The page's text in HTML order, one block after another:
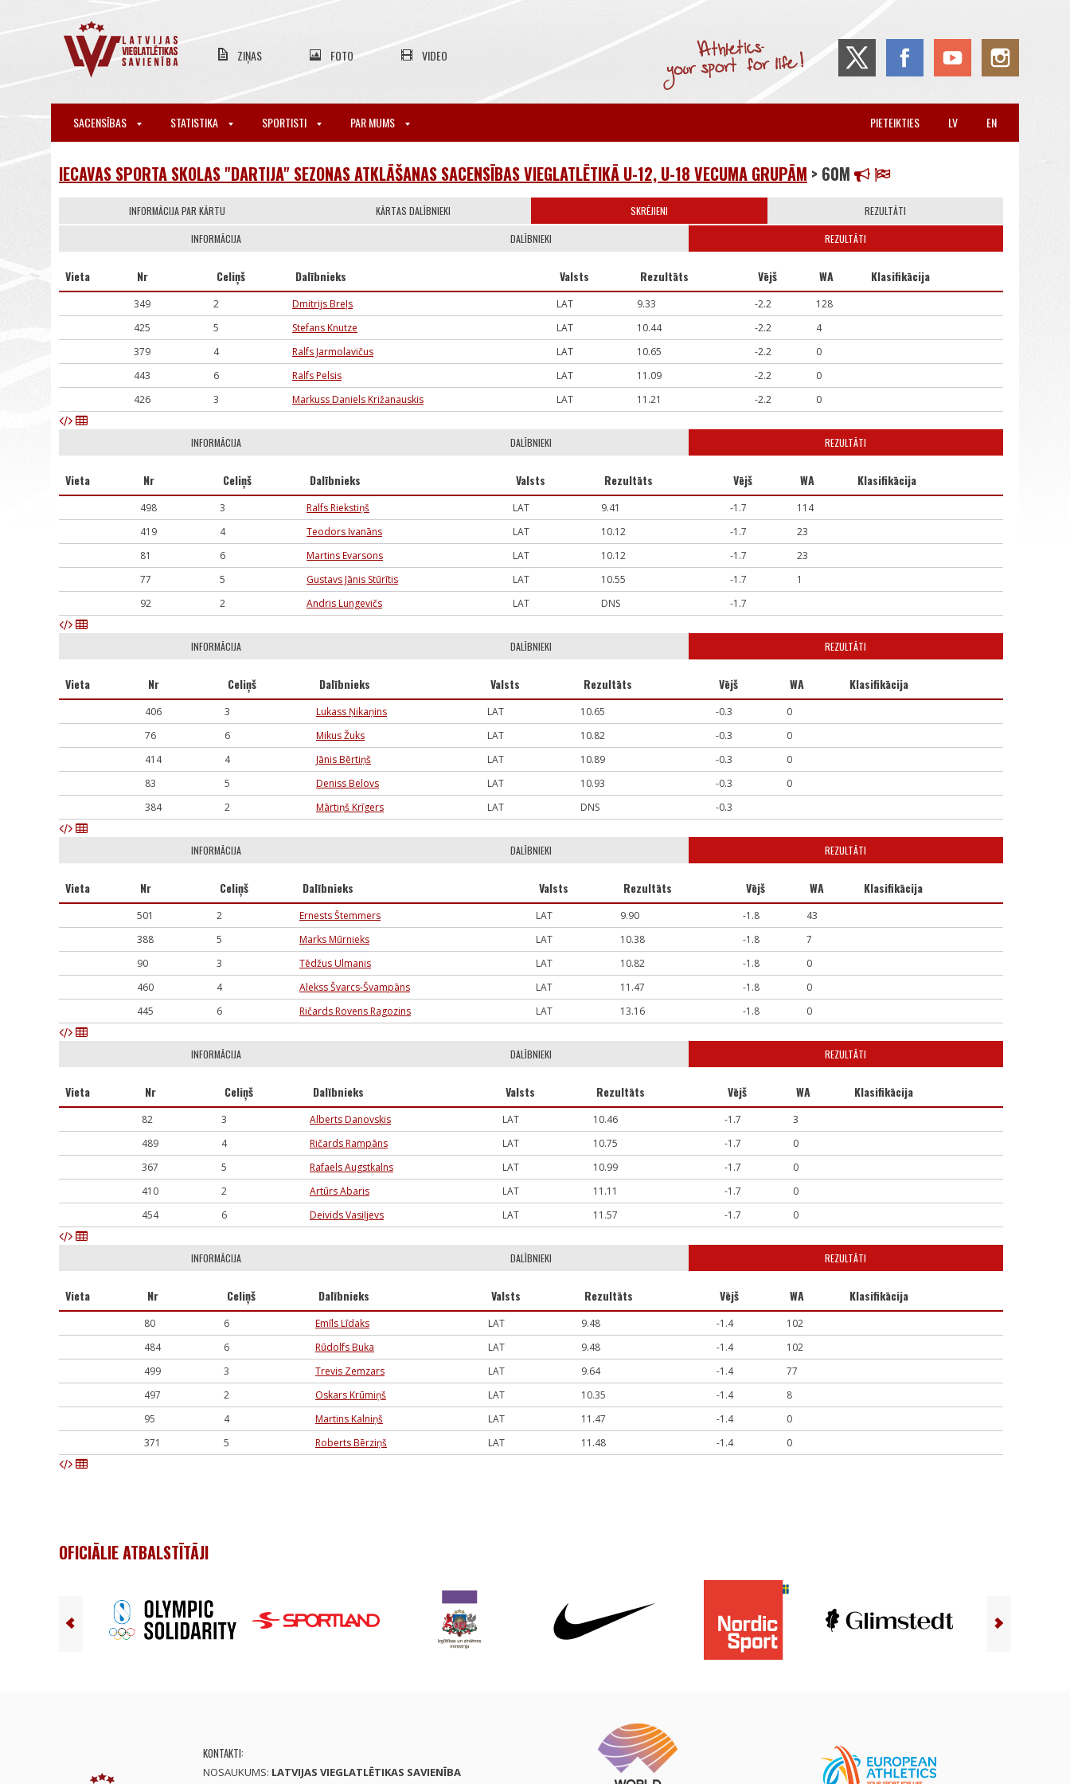
ZIŅAS FOTO VIDEO
SACENSĪBAS STATISTIKA SPORTISTI PAR MUMS EN
LV
PIETEIKTIES
IECAVAS SPORTA SKOLAS "DARTIJA" SEZONAS ATKLĀŠANAS SACENSĪBAS VIEGLATLĒTIKĀ U-12, U-18 VECUMA GRUPĀM > 60M
INFORMĀCIJA PAR KĀRTU KĀRTAS DALĪBNIEKI SKRĒJIENI REZULTĀTI
INFORMĀCIJA DALĪBNIEKI REZULTĀTI
Vieta Nr Celiņš Dalībnieks Valsts Rezultāts Vējš WA Klasifikācija
349 2 Dmitrijs Breļs LAT 9.33 -2.2
128
425
5 Stefans Knutze LAT 10.44 -2.2
4
379
4 Ralfs Jarmolavičus LAT 10.65 -2.2
0
443
6 Ralfs Pelsis LAT 11.09 -2.2
0
426
3 Markuss Daniels Križanauskis LAT 11.21 -2.2 0
INFORMĀCIJA DALĪBNIEKI REZULTĀTI
Vieta Nr Celiņš Dalībnieks Valsts Rezultāts Vējš WA Klasifikācija
498 3 Ralfs Riekstiņš LAT 9.41 -1.7
114
419
4 Teodors Ivanāns LAT 10.12 -1.7
23
81
6 Martins Evarsons LAT 10.12 -1.7
23
77
5 Gustavs Jānis Stūrītis LAT 10.55 -1.7
1
92
2 Andris Lungevičs LAT DNS -1.7
INFORMĀCIJA DALĪBNIEKI REZULTĀTI
Vieta Nr Celiņš Dalībnieks Valsts Rezultāts Vējš WA Klasifikācija
406 3 Lukass Ņikaņins LAT 10.65 -0.3
0
76
6 Mikus Žuks LAT 10.82 -0.3
0
414
4 Jānis Bērtiņš LAT 10.89 -0.3
0
83
5 Deniss Belovs LAT 10.93 -0.3
0
384
2 Mārtiņš Krīgers LAT DNS -0.3
INFORMĀCIJA DALĪBNIEKI REZULTĀTI
Vieta Nr Celiņš Dalībnieks Valsts Rezultāts Vējš WA Klasifikācija
501 2 Ernests Štemmers LAT 9.90 -1.8
43
388
5 Marks Mūrnieks LAT 10.38 -1.8
7
90
3 Tēdžus Ulmanis LAT 10.82 -1.8
0
460
4 Alekss Švarcs-Švampāns LAT 11.47 -1.8
0
445
6 Ričards Rovens Ragozins LAT 13.16 -1.8 0
INFORMĀCIJA DALĪBNIEKI REZULTĀTI
Vieta Nr Celiņš Dalībnieks Valsts Rezultāts Vējš WA Klasifikācija
82 3 Alberts Danovskis LAT 10.46 -1.7
3
489
4 Ričards Rampāns LAT 10.75 -1.7
0
367
5 Rafaels Augstkalns LAT 10.99 -1.7
0
410
2 Artūrs Abaris LAT 11.11 -1.7
0
454
6 Deivids Vasiļjevs LAT 11.57 -1.7 0
INFORMĀCIJA DALĪBNIEKI REZULTĀTI
Vieta Nr Celiņš Dalībnieks Valsts Rezultāts Vējš WA Klasifikācija
80 6 Emīls Līdaks LAT 9.48 -1.4
102
484
6 Rūdolfs Buka LAT 9.48 -1.4
102
499
3 Trevis Zemzars LAT 9.64 -1.4
77
497
2 Oskars Krūmiņš LAT 10.35 -1.4
8
95
4 Martins Kalniņš LAT 11.47 -1.4
0
371
5 Roberts Bērziņš LAT 11.48 -1.4 0
OFICIĀLIE ATBALSTĪTĀJI
KONTAKTI:
NOSAUKUMS: LATVIJAS VIEGLATLĒTIKAS SAVIENĪBA